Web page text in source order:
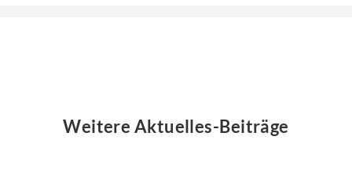
Weitere Aktuelles-Beiträge